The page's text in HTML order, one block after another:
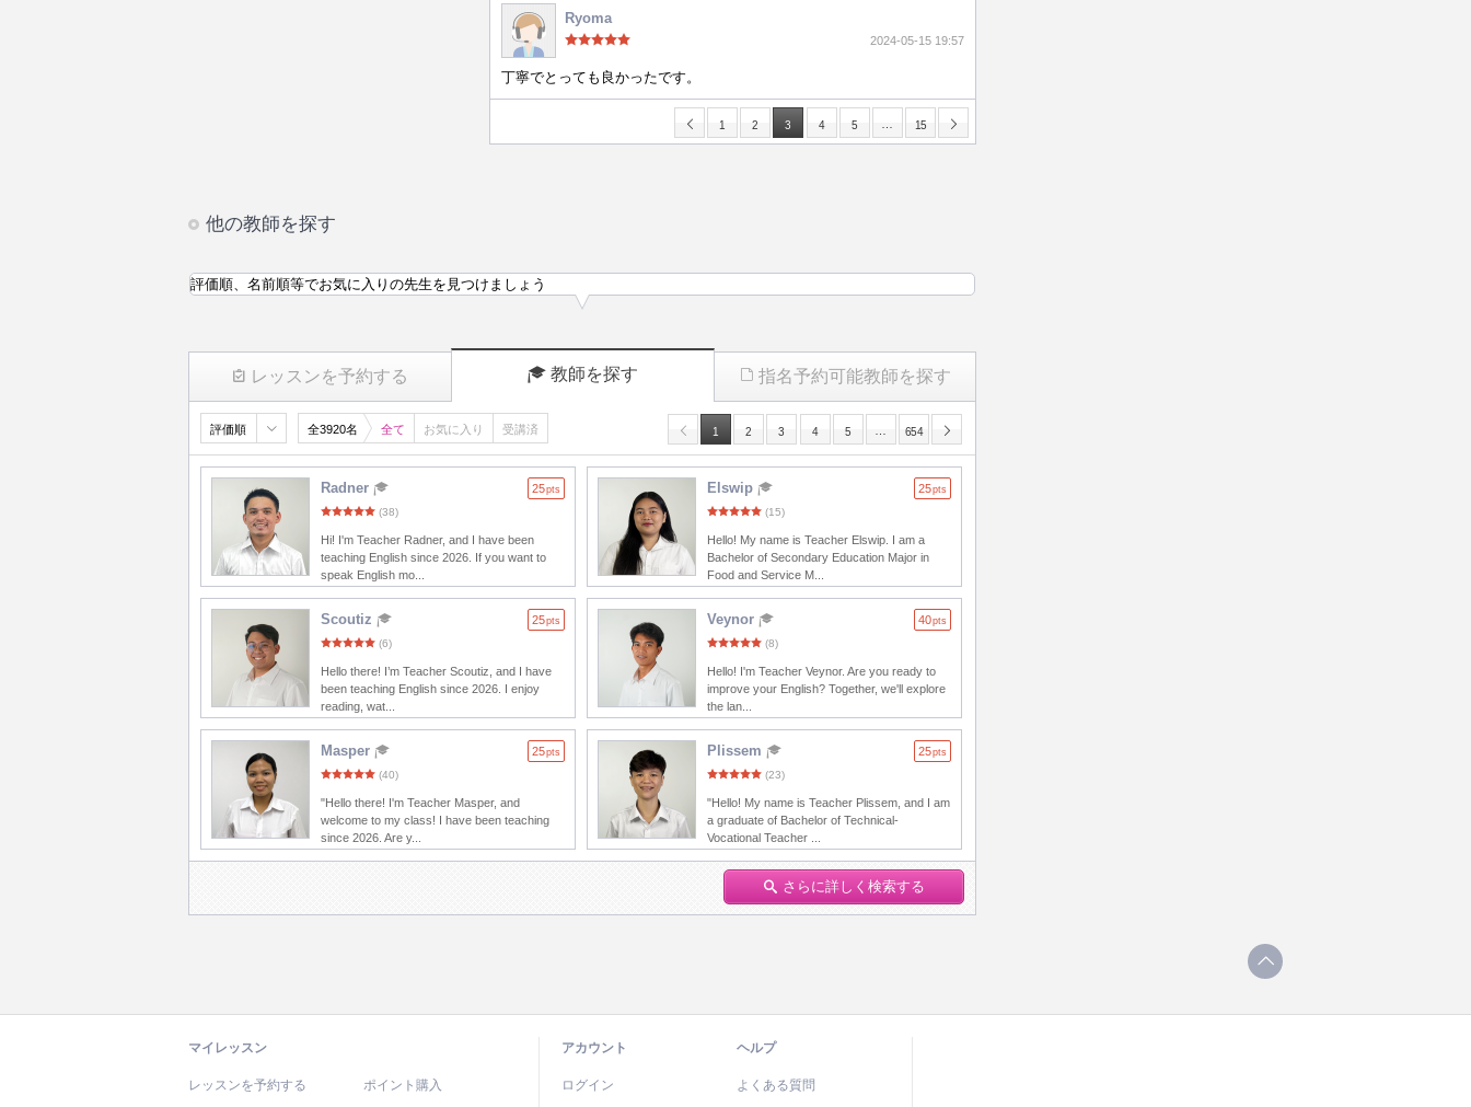
Ryoma
2024-05-15 19:57
丁寧でとっても良かったです。
1 2 3 4 5 15
他の教師を探す
レッスンを予約する 教師を探す 指名予約可能教師を探す
評価順、名前順等でお気に入りの先生を見つけましょう
評価順 全3920名 全て お気に入り 受講済 1 2 3 4 5 654
Radner 25pts
(38)
Hi! I'm Teacher Radner, and I have been
teaching English since 2026. If you want to
speak English mo...
Elswip 25pts
(15)
Hello! My name is Teacher Elswip. I am a
Bachelor of Secondary Education Major in
Food and Service M...
Scoutiz 25pts
(6)
Hello there! I’m Teacher Scoutiz, and I have
been teaching English since 2026. I enjoy
reading, wat...
Veynor 40pts
(8)
Hello! I'm Teacher Veynor. Are you ready to
improve your English? Together, we'll explore
the lan...
Masper 25pts
(40)
"Hello there! I'm Teacher Masper, and
welcome to my class! I have been teaching
since 2026. Are y...
Plissem 25pts
(23)
"Hello! My name is Teacher Plissem, and I am
a graduate of Bachelor of Technical-
Vocational Teacher ...
さらに詳しく検索する
マイレッスン
レッスンを予約する ポイント購入
アカウント
ログイン
ヘルプ
よくある質問